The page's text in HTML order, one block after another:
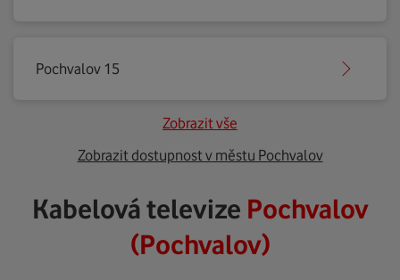
Pochvalov 15
Zobrazit vše
Zobrazit dostupnost v městu Pochvalov
Kabelová televize Pochvalov
(Pochvalov)